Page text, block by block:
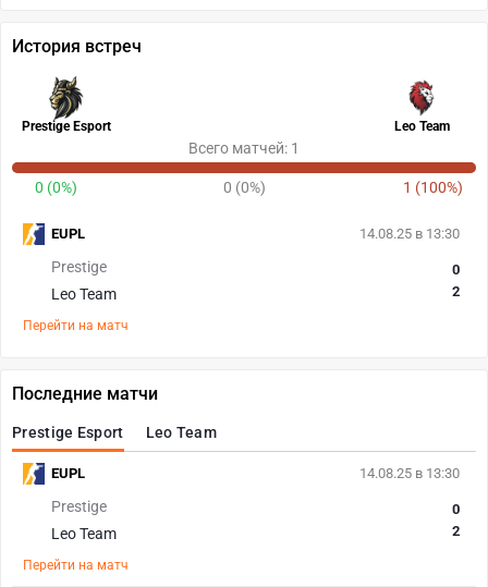
История встреч
Prestige Esport Leo Team
Всего матчей: 1
0 (0%) 0 (0%) 1 (100%)
14.08.25 в 13:30
Prestige
Leo Team
0
2
Перейти на матч
EUPL
Последние матчи
Prestige Esport Leo Team
14.08.25 в 13:30
Prestige
Leo Team
0
2
Перейти на матч
EUPL